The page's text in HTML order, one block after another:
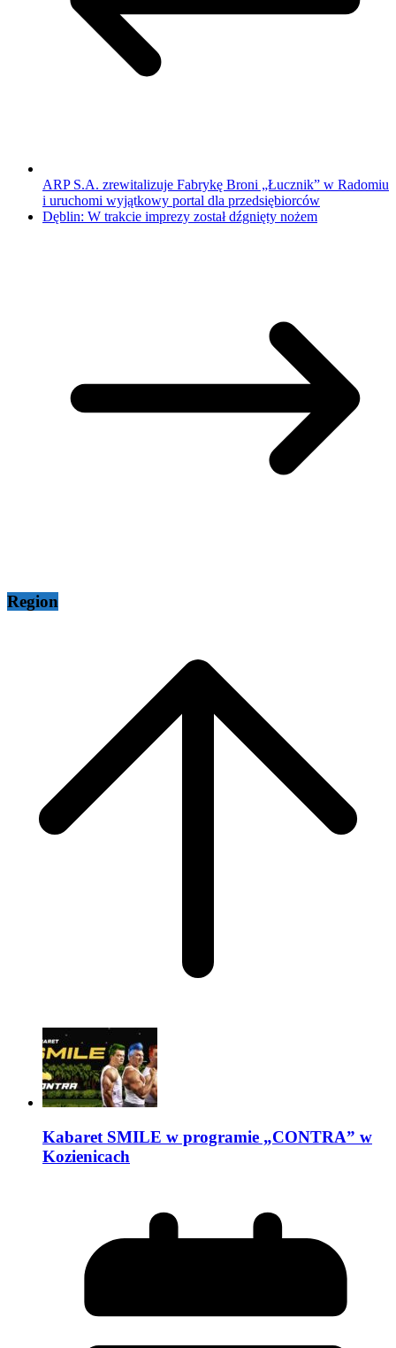
ARP S.A. zrewitalizuje Fabrykę Broni „Łucznik” w Radomiu
i uruchomi wyjątkowy portal dla przedsiębiorców
Dęblin: W trakcie imprezy został dźgnięty nożem
Region
Kabaret SMILE w programie „CONTRA” w
Kozienicach